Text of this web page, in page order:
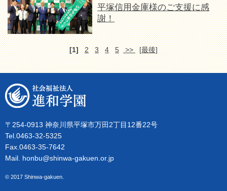
平塚信用金庫様のご支援に感
謝！
[1] 2 3 4 5 >> [最後]
〒254-0913 神奈川県平塚市万田2丁目12番22号
Tel.0463-32-5325
Fax.0463-35-7642
Mail. honbu@shinwa-gakuen.or.jp
© 2017 Shinwa-gakuen.